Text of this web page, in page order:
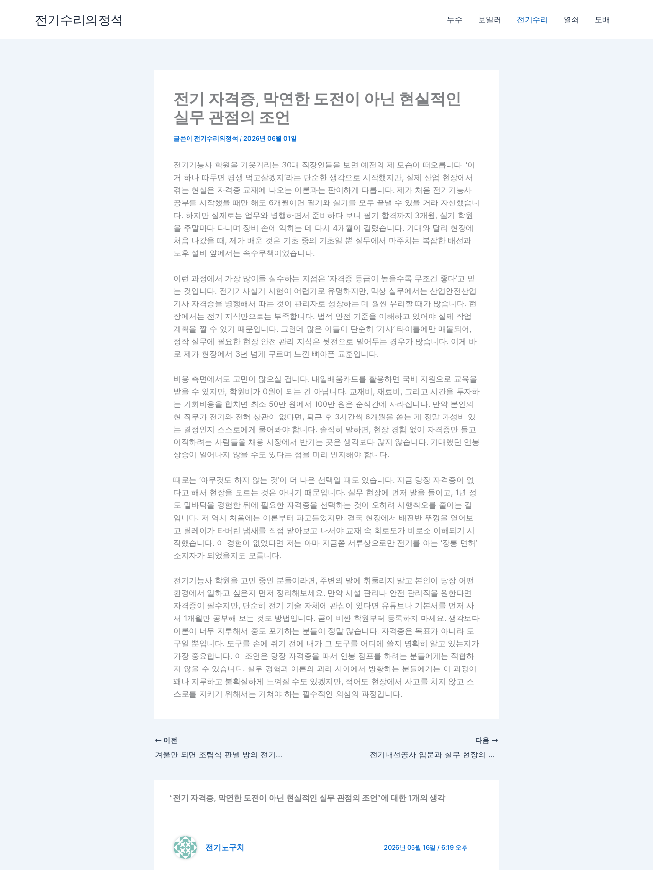
전기수리의정석 누수 보일러 전기수리 열쇠 도배
전기 자격증, 막연한 도전이 아닌 현실적인
실무 관점의 조언
글쓴이 전기수리의정석 / 2026년 06월 01일
전기기능사 학원을 기웃거리는 30대 직장인들을 보면 예전의 제 모습이 떠오릅니다. ‘이
거 하나 따두면 평생 먹고살겠지’라는 단순한 생각으로 시작했지만, 실제 산업 현장에서
겪는 현실은 자격증 교재에 나오는 이론과는 판이하게 다릅니다. 제가 처음 전기기능사
공부를 시작했을 때만 해도 6개월이면 필기와 실기를 모두 끝낼 수 있을 거라 자신했습니
다. 하지만 실제로는 업무와 병행하면서 준비하다 보니 필기 합격까지 3개월, 실기 학원
을 주말마다 다니며 장비 손에 익히는 데 다시 4개월이 걸렸습니다. 기대와 달리 현장에
처음 나갔을 때, 제가 배운 것은 기초 중의 기초일 뿐 실무에서 마주치는 복잡한 배선과
노후 설비 앞에서는 속수무책이었습니다.
이런 과정에서 가장 많이들 실수하는 지점은 ‘자격증 등급이 높을수록 무조건 좋다’고 믿
는 것입니다. 전기기사실기 시험이 어렵기로 유명하지만, 막상 실무에서는 산업안전산업
기사 자격증을 병행해서 따는 것이 관리자로 성장하는 데 훨씬 유리할 때가 많습니다. 현
장에서는 전기 지식만으로는 부족합니다. 법적 안전 기준을 이해하고 있어야 실제 작업
계획을 짤 수 있기 때문입니다. 그런데 많은 이들이 단순히 ‘기사’ 타이틀에만 매몰되어,
정작 실무에 필요한 현장 안전 관리 지식은 뒷전으로 밀어두는 경우가 많습니다. 이게 바
로 제가 현장에서 3년 넘게 구르며 느낀 뼈아픈 교훈입니다.
비용 측면에서도 고민이 많으실 겁니다. 내일배움카드를 활용하면 국비 지원으로 교육을
받을 수 있지만, 학원비가 0원이 되는 건 아닙니다. 교재비, 재료비, 그리고 시간을 투자하
는 기회비용을 합치면 최소 50만 원에서 100만 원은 순식간에 사라집니다. 만약 본인의
현 직무가 전기와 전혀 상관이 없다면, 퇴근 후 3시간씩 6개월을 쏟는 게 정말 가성비 있
는 결정인지 스스로에게 물어봐야 합니다. 솔직히 말하면, 현장 경험 없이 자격증만 들고
이직하려는 사람들을 채용 시장에서 반기는 곳은 생각보다 많지 않습니다. 기대했던 연봉
상승이 일어나지 않을 수도 있다는 점을 미리 인지해야 합니다.
때로는 ‘아무것도 하지 않는 것’이 더 나은 선택일 때도 있습니다. 지금 당장 자격증이 없
다고 해서 현장을 모르는 것은 아니기 때문입니다. 실무 현장에 먼저 발을 들이고, 1년 정
도 밑바닥을 경험한 뒤에 필요한 자격증을 선택하는 것이 오히려 시행착오를 줄이는 길
입니다. 저 역시 처음에는 이론부터 파고들었지만, 결국 현장에서 배전반 뚜껑을 열어보
고 릴레이가 타버린 냄새를 직접 맡아보고 나서야 교재 속 회로도가 비로소 이해되기 시
작했습니다. 이 경험이 없었다면 저는 아마 지금쯤 서류상으로만 전기를 아는 ‘장롱 면허’
소지자가 되었을지도 모릅니다.
전기기능사 학원을 고민 중인 분들이라면, 주변의 말에 휘둘리지 말고 본인이 당장 어떤
환경에서 일하고 싶은지 먼저 정리해보세요. 만약 시설 관리나 안전 관리직을 원한다면
자격증이 필수지만, 단순히 전기 기술 자체에 관심이 있다면 유튜브나 기본서를 먼저 사
서 1개월만 공부해 보는 것도 방법입니다. 굳이 비싼 학원부터 등록하지 마세요. 생각보다
이론이 너무 지루해서 중도 포기하는 분들이 정말 많습니다. 자격증은 목표가 아니라 도
구일 뿐입니다. 도구를 손에 쥐기 전에 내가 그 도구를 어디에 쓸지 명확히 알고 있는지가
가장 중요합니다. 이 조언은 당장 자격증을 따서 연봉 점프를 하려는 분들에게는 적합하
지 않을 수 있습니다. 실무 경험과 이론의 괴리 사이에서 방황하는 분들에게는 이 과정이
꽤나 지루하고 불확실하게 느껴질 수도 있겠지만, 적어도 현장에서 사고를 치지 않고 스
스로를 지키기 위해서는 거쳐야 하는 필수적인 의심의 과정입니다.
이전
겨울만 되면 조립식 판넬 방의 전기판넬 온도가 안 올라가서
다음
전기내선공사 입문과 실무 현장의 현실
“전기 자격증, 막연한 도전이 아닌 현실적인 실무 관점의 조언”에 대한 1개의 생각
전기노구치 2026년 06월 16일 / 6:19 오후